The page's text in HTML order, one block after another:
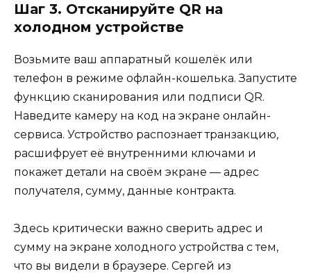
Шаг 3. Отсканируйте QR на
холодном устройстве
Возьмите ваш аппаратный кошелёк или
телефон в режиме офлайн-кошелька. Запустите
функцию сканирования или подписи QR.
Наведите камеру на код на экране онлайн-
сервиса. Устройство распознает транзакцию,
расшифрует её внутренними ключами и
покажет детали на своём экране — адрес
получателя, сумму, данные контракта.
Здесь критически важно сверить адрес и
сумму на экране холодного устройства с тем,
что вы видели в браузере. Сергей из